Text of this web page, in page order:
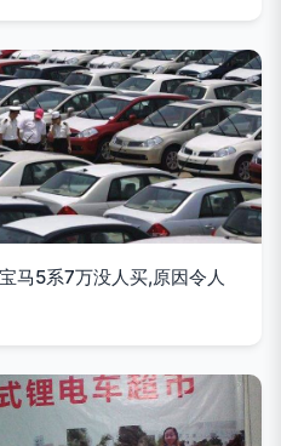
马5系7万没人买,原因令人